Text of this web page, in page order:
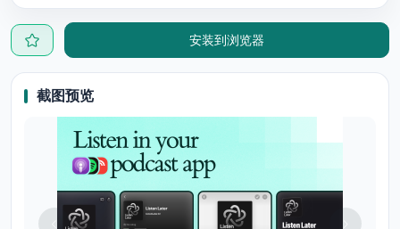
安装到浏览器
截图预览